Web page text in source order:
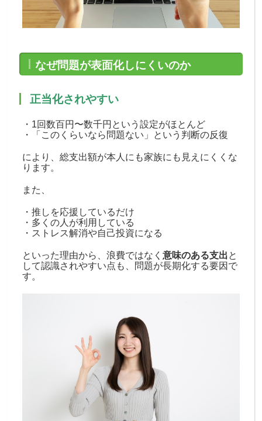
なぜ問題が表面化しにくいのか
正当化されやすい
・1回数百円〜数千円という設定がほとんど
・「このくらいなら問題ない」という判断の反復
により、総支出額が本人にも家族にも見えにくくな
ります。
また、
・推しを応援しているだけ
・多くの人が利用している
・ストレス解消や自己投資になる
といった理由から、浪費ではなく意味のある支出と
して認識されやすい点も、問題が長期化する要因で
す。